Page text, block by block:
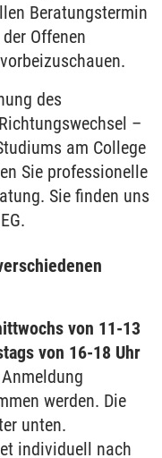
Beratungstermin
Offenen
des
–
am College
Sie professionelle
Sie finden uns
von 11-13
von 16-18 Uhr
werden. Die
unten.
individuell nach